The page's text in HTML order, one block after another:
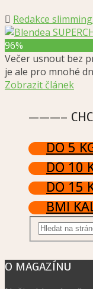
Redakce
96%
Večer usnout bez
je ale pro mnohé
Zobrazit článek
———–
DO 5
DO 10
DO 15
BMI
O MAGAZÍNU